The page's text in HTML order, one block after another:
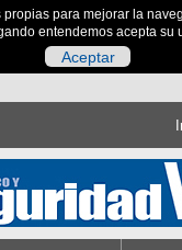
para mejorar la
entendemos acepta su
Aceptar